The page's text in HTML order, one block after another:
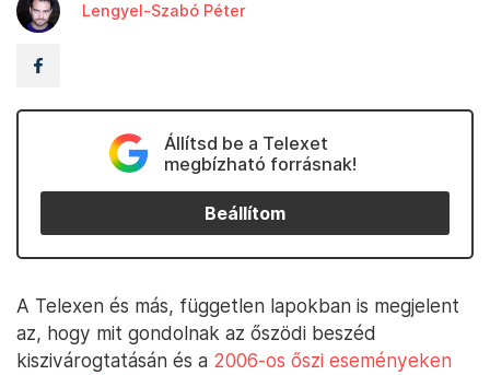
Lengyel-Szabó Péter
Állítsd be a Telexet
megbízható forrásnak!
Beállítom
A Telexen és más, független lapokban is megjelent
az, hogy mit gondolnak az őszödi beszéd
kiszivárogtatásán és a 2006-os őszi eseményeken